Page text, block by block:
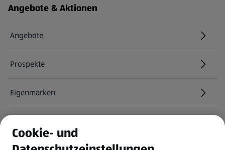
Fußzeilenmenü - weitere Links
Angebote & Aktionen
Angebote
Prospekte
Eigenmarken
Cookie- und